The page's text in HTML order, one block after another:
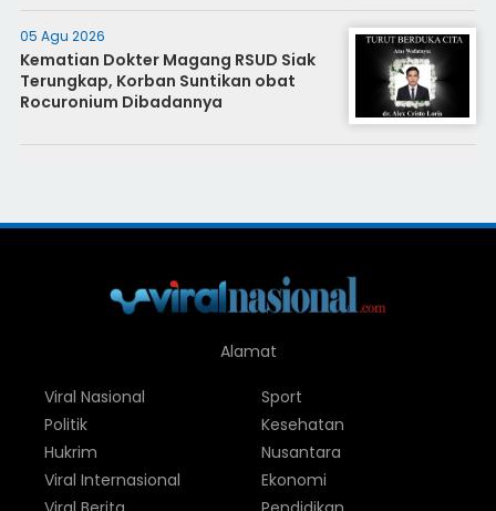
05 Agu 2026
Kematian Dokter Magang RSUD Siak
Terungkap, Korban Suntikan obat
Rocuronium Dibadannya
Alamat
Viral Nasional
Politik
Hukrim
Viral Internasional
Sport
Kesehatan
Nusantara
Ekonomi